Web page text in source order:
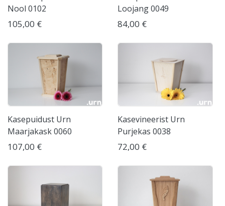
Nool 0102
105,00 €
Loojang 0049
84,00 €
Kasepuidust Urn
Maarjakask 0060
107,00 €
Kasevineerist Urn
Purjekas 0038
72,00 €